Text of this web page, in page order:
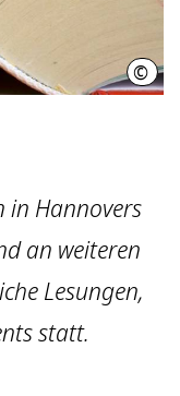
©
in Hannovers
an weiteren
Lesungen,
statt.